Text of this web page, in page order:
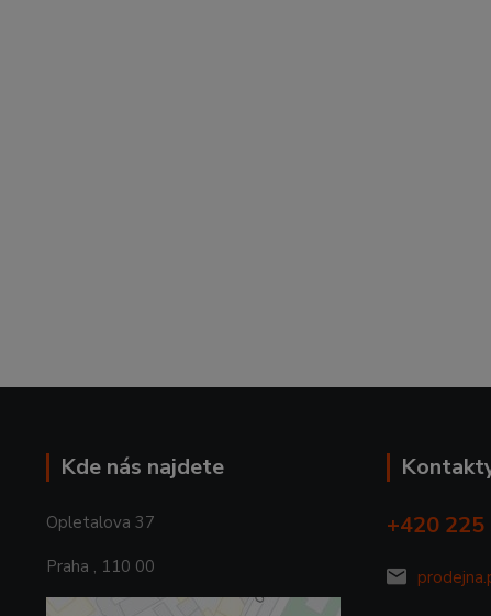
Kde nás najdete
Opletalova 37
Praha , 110 00
+420